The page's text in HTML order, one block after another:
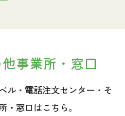
事業所・窓口
ル・電話注文センター・そ
・窓口はこちら。